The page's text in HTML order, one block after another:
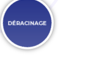
DÉRACINAGE